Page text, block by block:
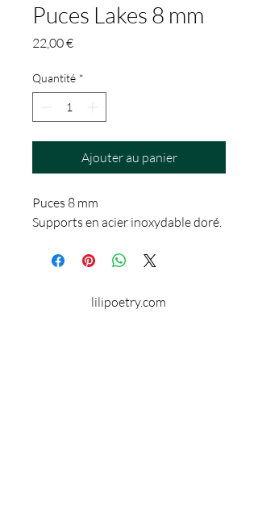
Puces Lakes 8 mm
22,00 €Prix
Quantité *
Ajouter au panier
Puces 8 mm
Supports en acier inoxydable doré.
lilipoetry.com